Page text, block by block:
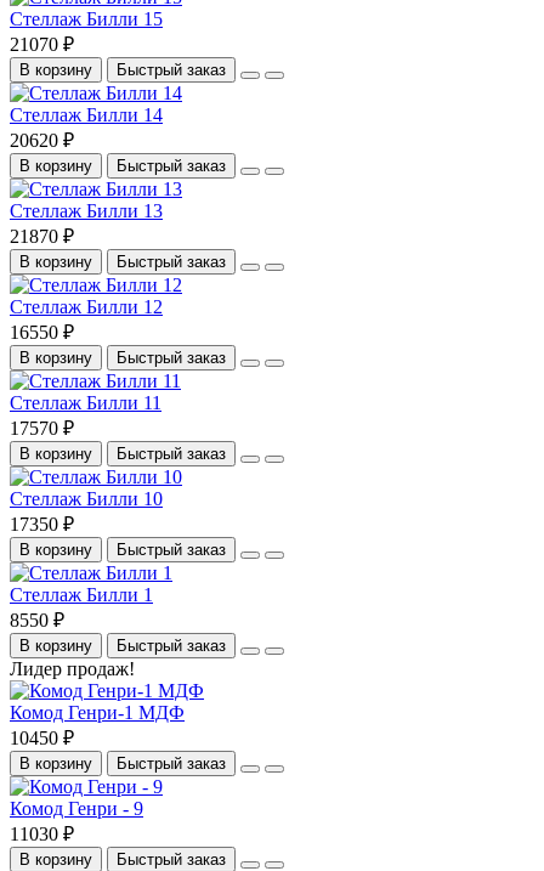
Стеллаж Билли 15
21070 ₽
В корзину Быстрый заказ
Стеллаж Билли 14
20620 ₽
В корзину Быстрый заказ
Стеллаж Билли 13
21870 ₽
В корзину Быстрый заказ
Стеллаж Билли 12
16550 ₽
В корзину Быстрый заказ
Стеллаж Билли 11
17570 ₽
В корзину Быстрый заказ
Стеллаж Билли 10
17350 ₽
В корзину Быстрый заказ
Стеллаж Билли 1
8550 ₽
В корзину Быстрый заказ
Лидер продаж!
Комод Генри-1 МДФ
10450 ₽
В корзину Быстрый заказ
Комод Генри - 9
11030 ₽
В корзину Быстрый заказ